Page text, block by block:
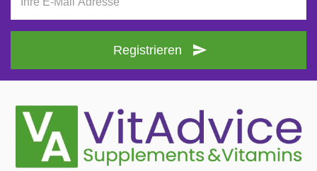
Registrieren